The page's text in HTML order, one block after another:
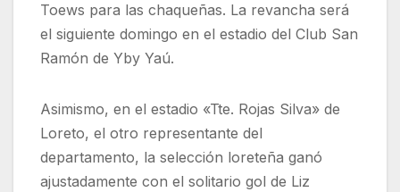
Toews para las chaqueñas. La revancha será
el siguiente domingo en el estadio del Club San
Ramón de Yby Yaú.
Asimismo, en el estadio «Tte. Rojas Silva» de
Loreto, el otro representante del
departamento, la selección loreteña ganó
ajustadamente con el solitario gol de Liz